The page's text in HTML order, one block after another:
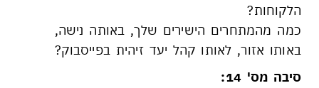
הלקוחות?
כמה מהמתחרים הישירים שלך, באותה נישה,
באותו אזור, לאותו קהל יעד זיהית בפייסבוק?
סיבה מס' 14: